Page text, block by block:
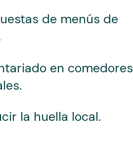
de menús de
en comedores
la huella local.